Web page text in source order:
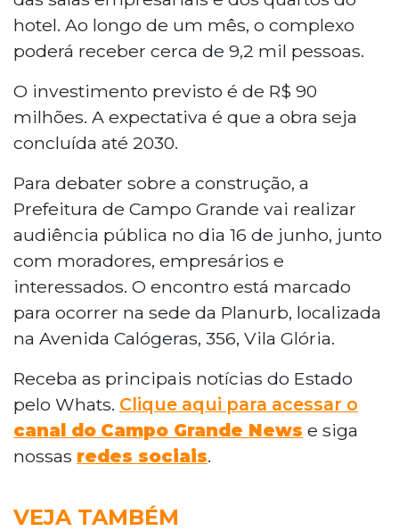
hotel. Ao longo de um mês, o complexo
poderá receber cerca de 9,2 mil pessoas.
O investimento previsto é de R$ 90
milhões. A expectativa é que a obra seja
concluída até 2030.
Para debater sobre a construção, a
Prefeitura de Campo Grande vai realizar
audiência pública no dia 16 de junho, junto
com moradores, empresários e
interessados. O encontro está marcado
para ocorrer na sede da Planurb, localizada
na Avenida Calógeras, 356, Vila Glória.
Receba as principais notícias do Estado
pelo Whats. Clique aqui para acessar o
canal do Campo Grande News e siga
nossas redes sociais.
VEJA TAMBÉM